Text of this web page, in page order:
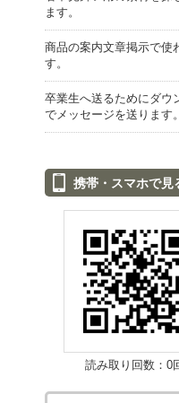
ます。
商品の案内文章掲示で使
す。
卒業生へ送るためにダウ
でメッセージを送ります。
携帯・スマホで見
読み取り回数：0